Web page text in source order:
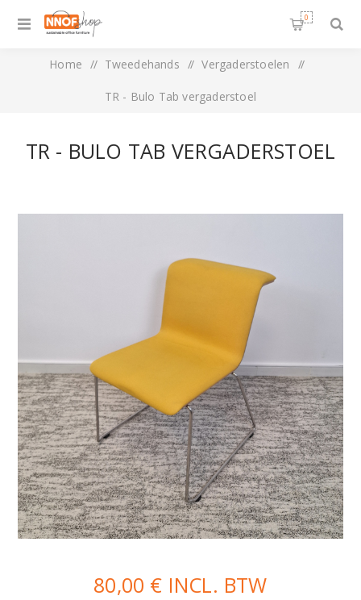
0
Home / Tweedehands / Vergaderstoelen /
TR - Bulo Tab vergaderstoel
TR - BULO TAB VERGADERSTOEL
80,00 € INCL. BTW